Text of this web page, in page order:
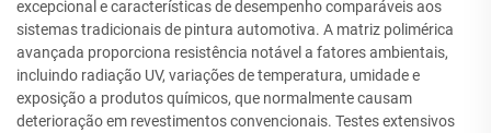
excepcional e características de desempenho comparáveis aos
sistemas tradicionais de pintura automotiva. A matriz polimérica
avançada proporciona resistência notável a fatores ambientais,
incluindo radiação UV, variações de temperatura, umidade e
exposição a produtos químicos, que normalmente causam
deterioração em revestimentos convencionais. Testes extensivos